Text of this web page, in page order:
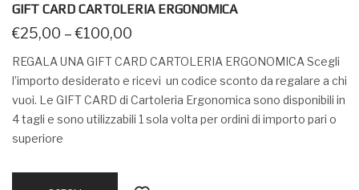
GIFT CARD CARTOLERIA ERGONOMICA
€25,00 –€100,00
REGALA UNA GIFT CARD CARTOLERIA ERGONOMICA Scegli
l’importo desiderato e ricevi un codice sconto da regalare a chi
vuoi. Le GIFT CARD di Cartoleria Ergonomica sono disponibili in
4 tagli e sono utilizzabili 1 sola volta per ordini di importo pari o
superiore